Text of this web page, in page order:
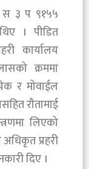
स ३ प ९१५५
। पीडित
कार्यालय
क्रममा
र मोवाईल
रौतामाई
लिएको
प्रहरी
दिए ।